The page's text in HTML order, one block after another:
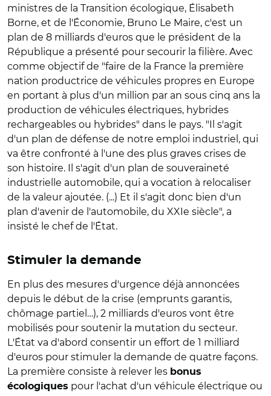
ministres de la Transition écologique, Élisabeth
Borne, et de l'Économie, Bruno Le Maire, c'est un
plan de 8 milliards d'euros que le président de la
République a présenté pour secourir la filière. Avec
comme objectif de "faire de la France la première
nation productrice de véhicules propres en Europe
en portant à plus d'un million par an sous cinq ans la
production de véhicules électriques, hybrides
rechargeables ou hybrides" dans le pays. "Il s'agit
d'un plan de défense de notre emploi industriel, qui
va être confronté à l'une des plus graves crises de
son histoire. Il s'agit d'un plan de souveraineté
industrielle automobile, qui a vocation à relocaliser
de la valeur ajoutée. (...) Et il s'agit donc bien d'un
plan d'avenir de l'automobile, du XXIe siècle", a
insisté le chef de l'État.
Stimuler la demande
En plus des mesures d'urgence déjà annoncées
depuis le début de la crise (emprunts garantis,
chômage partiel…), 2 milliards d'euros vont être
mobilisés pour soutenir la mutation du secteur.
L'État va d'abord consentir un effort de 1 milliard
d'euros pour stimuler la demande de quatre façons.
La première consiste à relever les bonus
écologiques pour l'achat d'un véhicule électrique ou